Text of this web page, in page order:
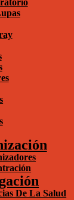
De La Salud